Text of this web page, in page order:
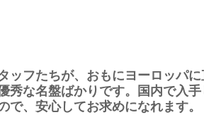
ッフたちが、おもにヨーロッパ
秀な名盤ばかりです。国内で入
で、安心してお求めになれます。